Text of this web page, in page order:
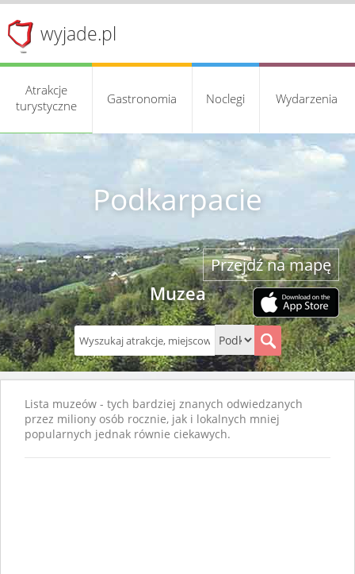
wyjade.pl
Atrakcje
turystyczne
Gastronomia Noclegi Wydarzenia
Podkarpacie
Muzea
Przejdź na mapę
Lista muzeów - tych bardziej znanych odwiedzanych
przez miliony osób rocznie, jak i lokalnych mniej
popularnych jednak równie ciekawych.